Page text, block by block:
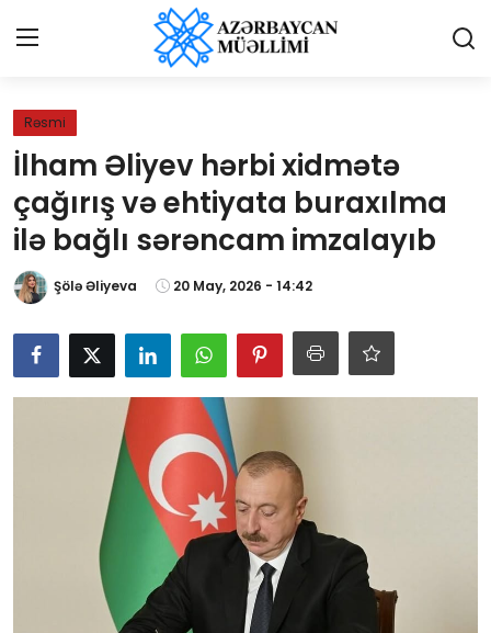
Qəzetə elan ver
Əlaqə
Haqqımızda
Reklam və elan
Biz kimik?
Bütün xəbərlər
Rəsmi
İlham Əliyev hərbi xidmətə
çağırış və ehtiyata buraxılma
ilə bağlı sərəncam imzalayıb
Şölə Əliyeva 20 May, 2026 - 14:42